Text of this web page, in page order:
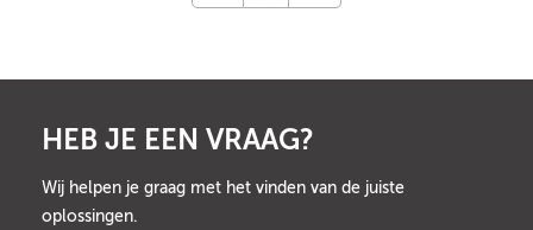
HEB JE EEN VRAAG?
Wij helpen je graag met het vinden van de juiste
oplossingen.